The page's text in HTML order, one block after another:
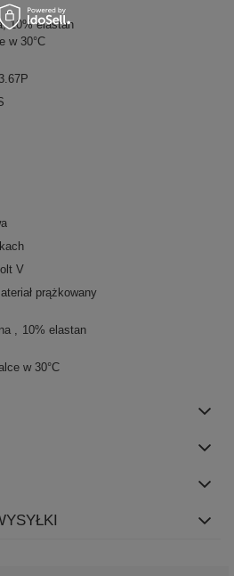
10% elastan
w 30°C
V
prążkowany
10% elastan
w 30°C